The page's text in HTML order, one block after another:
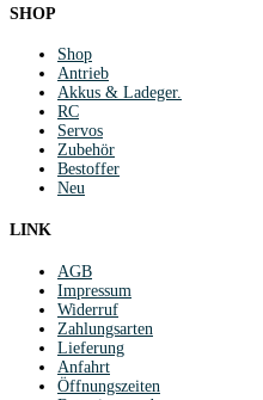
SHOP
Shop
Antrieb
Akkus & Ladeger.
RC
Servos
Zubehör
Bestoffer
Neu
LINK
AGB
Impressum
Widerruf
Zahlungsarten
Lieferung
Anfahrt
Öffnungszeiten